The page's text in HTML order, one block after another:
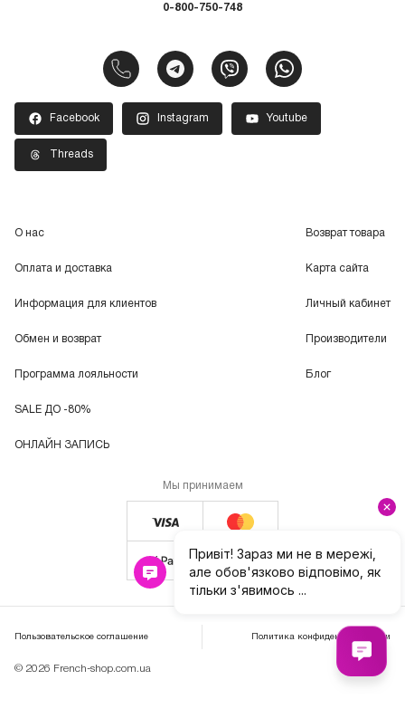
0-800-750-748
Facebook Instagram Youtube
Threads
О нас
Оплата и доставка
Информация для клиентов
Обмен и возврат
Программа лояльности
SALE ДО -80%
ОНЛАЙН ЗАПИСЬ
Возврат товара
Карта сайта
Личный кабинет
Производители
Блог
Мы принимаем
© 2026 French-shop.com.ua
Пользовательское соглашение Политика конфиденциальности